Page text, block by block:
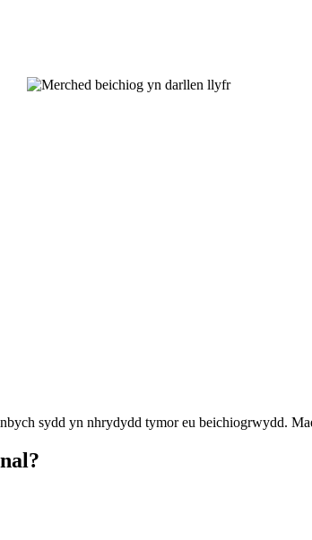
sydd yn nhrydydd tymor eu beichiogrwydd.